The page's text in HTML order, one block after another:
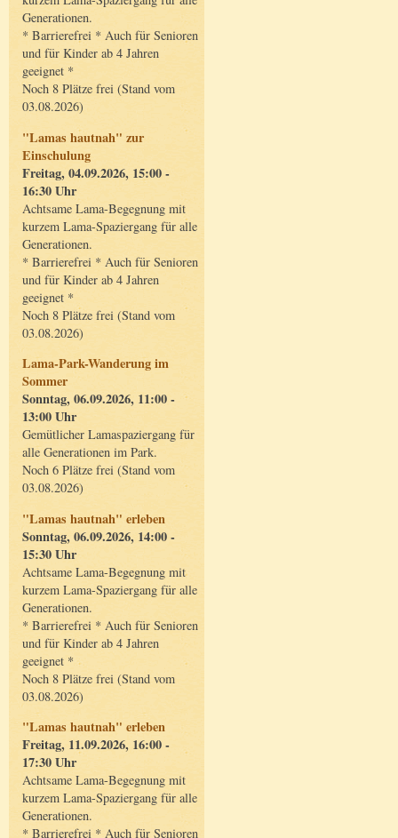
Generationen.
* Barrierefrei * Auch für Senioren
und für Kinder ab 4 Jahren
geeignet *
Noch 8 Plätze frei (Stand vom
03.08.2026)
"Lamas hautnah" zur
Einschulung
Freitag, 04.09.2026, 15:00 -
16:30 Uhr
Achtsame Lama-Begegnung mit
kurzem Lama-Spaziergang für alle
Generationen.
* Barrierefrei * Auch für Senioren
und für Kinder ab 4 Jahren
geeignet *
Noch 8 Plätze frei (Stand vom
03.08.2026)
Lama-Park-Wanderung im
Sommer
Sonntag, 06.09.2026, 11:00 -
13:00 Uhr
Gemütlicher Lamaspaziergang für
alle Generationen im Park.
Noch 6 Plätze frei (Stand vom
03.08.2026)
"Lamas hautnah" erleben
Sonntag, 06.09.2026, 14:00 -
15:30 Uhr
Achtsame Lama-Begegnung mit
kurzem Lama-Spaziergang für alle
Generationen.
* Barrierefrei * Auch für Senioren
und für Kinder ab 4 Jahren
geeignet *
Noch 8 Plätze frei (Stand vom
03.08.2026)
"Lamas hautnah" erleben
Freitag, 11.09.2026, 16:00 -
17:30 Uhr
Achtsame Lama-Begegnung mit
kurzem Lama-Spaziergang für alle
Generationen.
* Barrierefrei * Auch für Senioren